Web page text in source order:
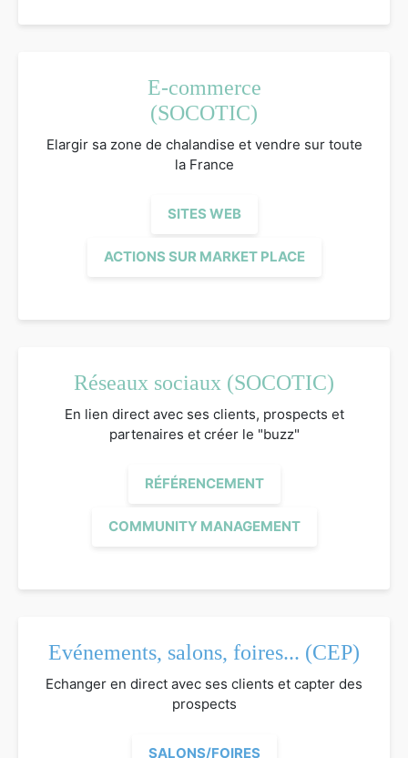
E-commerce
(SOCOTIC)
Elargir sa zone de chalandise et vendre sur toute
la France
SITES WEB
ACTIONS SUR MARKET PLACE
Réseaux sociaux (SOCOTIC)
En lien direct avec ses clients, prospects et
partenaires et créer le "buzz"
RÉFÉRENCEMENT
COMMUNITY MANAGEMENT
Evénements, salons, foires... (CEP)
Echanger en direct avec ses clients et capter des
prospects
SALONS/FOIRES